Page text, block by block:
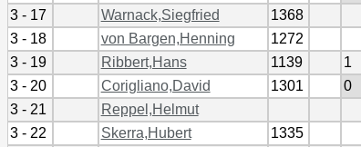
3 - 17
Warnack,Siegfried 1368
3 - 18
von Bargen,Henning 1272
3 - 19
Ribbert,Hans 1139 1
3 - 20
Corigliano,David 1301 0
3 - 21
Reppel,Helmut
3 - 22
Skerra,Hubert
1335